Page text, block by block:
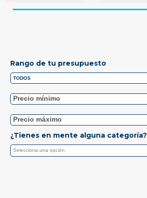
Rango de tu presupuesto
¿Tienes en mente alguna categoría?